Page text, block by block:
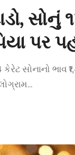
પર
સોનાનો ભાવ